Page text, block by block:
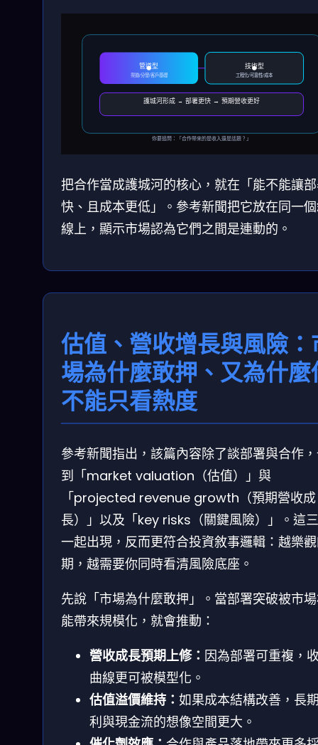
管道型
渠道/分發/客戶基礎
技術型
工程化/可靠性/成本
護城河形成 → 部署更快 → 預期營收更好
你要追問：「合作帶來的是收入還是話題？」
把合作當成護城河的核心，就在「能不能讓
快、且成本更低」。參考新聞把它放在同一
線上，顯示市場認為它們之間是連動的。
估值、營收增長與風險：
場為什麼敢押、又為什麼
不能只看熱度
參考新聞指出，該篇內容除了談部署與合作
到「market valuation（估值）」與
「projected revenue growth（預期營收成
長）」以及「key risks（關鍵風險）」。這
一起出現，反而更符合投資敘事邏輯：越樂
期，越需要你同時看清風險底座。
先說「市場為什麼敢押」。當部署突破被市
能帶來規模化，就會推動：
營收成長預期上修： 因為部署可重複，
曲線更可被模型化。
估值溢價維持： 如果成本結構改善，長
利與現金流的想像空間更大。